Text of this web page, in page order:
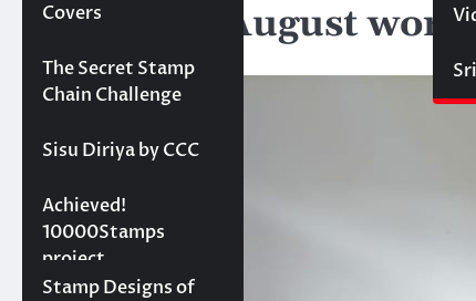
Covers
Projects
The Secret Stamp
Chain Challenge
Sisu Diriya by CCC
10000 stamps in 100
days
Achieved!
10000Stamps
project
Concept Designs
Stamp Designs of
EPS – 1st August
August 2, 2023